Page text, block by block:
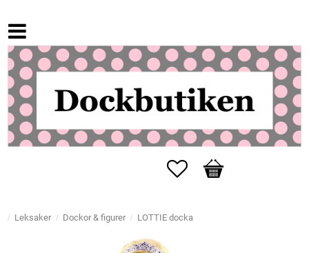
Favoriter
Kundvagn
Leksaker Dockor & figurer LOTTIE docka